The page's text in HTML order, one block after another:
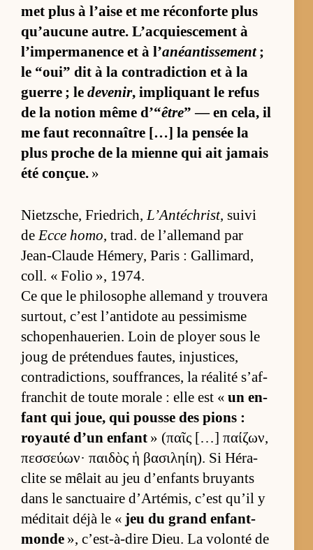
met plus à l’aise et me ré­con­forte plus
qu’au­cune autre. L’ac­quies­ce­ment à
l’im­per­ma­nence et à l’anéantissement;
le “oui” dit à la contra­dic­tion et à la
guerre ; le devenir, im­pliquant le re­fus
de la no­tion même d’“être” — en ce­la, il
me faut re­con­naître […] la pen­sée la
plus proche de la mienne qui ait ja­mais
été conçue. »
Nietz­sche, Frie­dri­ch,L’Antéchrist, suivi
deEcce homo, trad. de l’al­le­mand par
Jean-Claude Hé­me­ry, Pa­ris : Gal­li­mard,
coll. « Fo­lio », 1974.
Ce que le phi­lo­sophe al­le­mand y trou­vera
sur­tout, c’est l’an­ti­dote au pes­si­misme
scho­pen­haue­rien. Loin de ployer sous le
joug de pré­ten­dues fau­tes, injus­ti­ces,
contra­dic­tions, souf­fran­ces, la réa­lité s’af­
fran­chit de toute mo­rale : elle est « un en­
fant qui joue, qui pousse des pions :
royauté d’un en­fant » (παῖς […] παίζων,
πεσσεύων· παιδὸς ἡ βασιληίη). Si Hé­ra­
clite se mê­lait au jeu d’en­fants bruyants
dans le sanc­tuaire d’Ar­té­mis, c’est qu’il y
mé­di­tait déjà le « jeu du grand en­fant-
monde », c’est-à-dire Dieu. La vo­lonté de